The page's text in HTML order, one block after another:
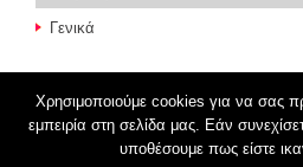
Γενικά
© 20268th
Χρησιμοποιούμε cookies για να σας
εμπειρία στη σελίδα μας. Εάν
υποθέσουμε πως είστε